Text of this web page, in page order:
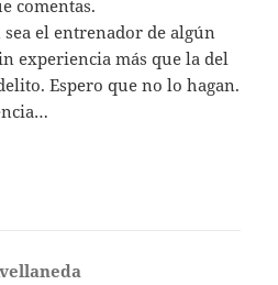
comentas.
el entrenador de algún
experiencia más que la del
Espero que no lo hagan.